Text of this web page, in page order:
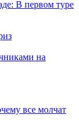
В первом туре
на
все молчат